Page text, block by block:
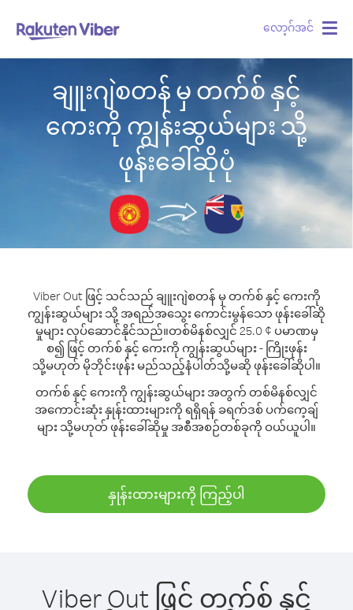
လော့ဂ်အင်
ချူးဂျဲစတန် မှ တက်စ် နှင့်
ကေးကို ကျွန်းဆွယ်များ သို့
ဖုန်းခေါ်ဆိုပုံ
Viber Out ဖြင့် သင်သည် ချူးဂျဲစတန် မှ တက်စ် နှင့် ကေးကို
ကျွန်းဆွယ်များ သို့ အရည်အသွေး ကောင်းမွန်သော ဖုန်းခေါ်ဆို
မှုများ လုပ်ဆောင်နိုင်သည်။တစ်မိနစ်လျှင် 25.0 ¢ ပမာဏမှ
စ၍ ဖြင့် တက်စ် နှင့် ကေးကို ကျွန်းဆွယ်များ - ကြိုးဖုန်း
သို့မဟုတ် မိုဘိုင်းဖုန်း မည်သည့်နံပါတ်သို့မဆို ဖုန်းခေါ်ဆိုပါ။
တက်စ် နှင့် ကေးကို ကျွန်းဆွယ်များ အတွက် တစ်မိနစ်လျှင်
အကောင်းဆုံး နှုန်းထားများကို ရရှိရန် ခရက်ဒစ် ပက်ကေ့ချ်
များ သို့မဟုတ် ဖုန်းခေါ်ဆိုမှု အစီအစဉ်တစ်ခုကို ဝယ်ယူပါ။
နှုန်းထားများကို ကြည့်ပါ
Viber Out ဖြင့် တက်စ် နှင့်